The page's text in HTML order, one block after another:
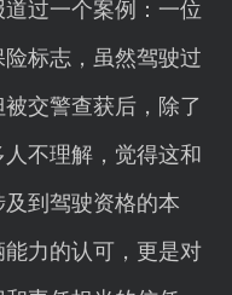
过一个案例：一位
标志，虽然驾驶过
交警查获后，除了
不理解，觉得这和
到驾驶资格的本
力的认可，更是对